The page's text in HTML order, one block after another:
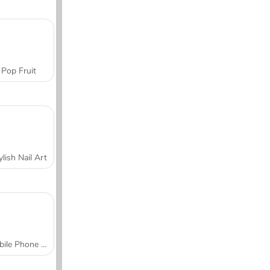
Pop Fruit
Nail Art
Mobile Phone Case Design & DIY